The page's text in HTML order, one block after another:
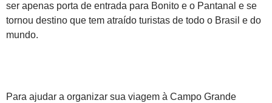
ser apenas porta de entrada para Bonito e o Pantanal e se
tornou destino que tem atraído turistas de todo o Brasil e do
mundo.
Para ajudar a organizar sua viagem à Campo Grande